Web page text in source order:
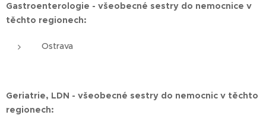
Gastroenterologie - všeobecné sestry do nemocnice v
těchto regionech:
Ostrava
Geriatrie, LDN - všeobecné sestry do nemocnic v těchto
regionech: